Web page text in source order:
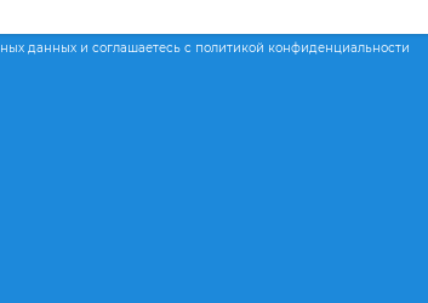
данных и соглашаетесь с политикой конфиденциальности